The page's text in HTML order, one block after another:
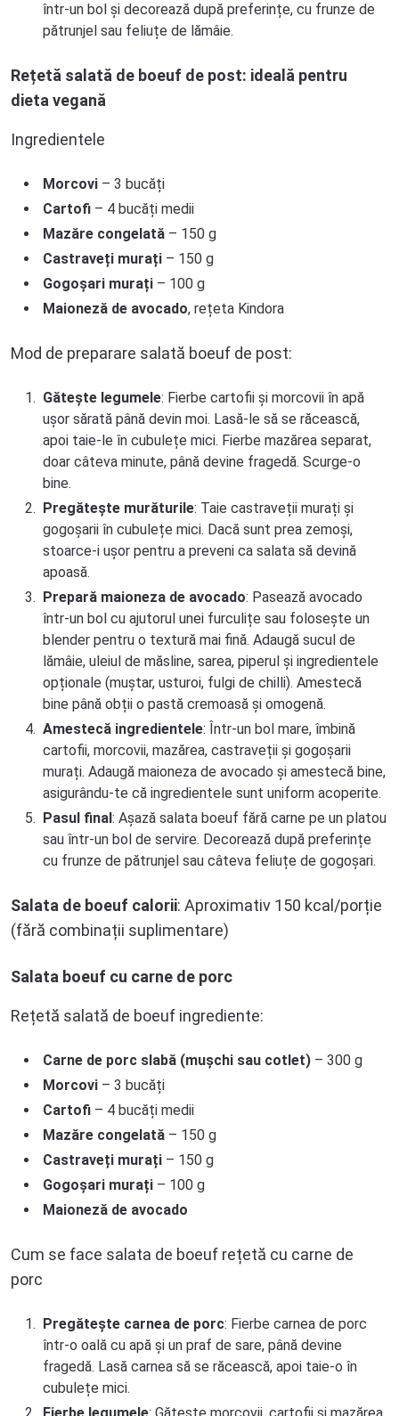
într-un bol și decorează după preferințe, cu frunze de
pătrunjel sau feliuțe de lămâie.
Rețetă salată de boeuf de post: ideală pentru
dieta vegană
Ingredientele
Morcovi – 3 bucăți
Cartofi – 4 bucăți medii
Mazăre congelată – 150 g
Castraveți murați – 150 g
Gogoșari murați – 100 g
Maioneză de avocado, rețeta Kindora
Mod de preparare salată boeuf de post:
Gătește legumele: Fierbe cartofii și morcovii în apă
ușor sărată până devin moi. Lasă-le să se răcească,
apoi taie-le în cubulețe mici. Fierbe mazărea separat,
doar câteva minute, până devine fragedă. Scurge-o
bine.
Pregătește murăturile: Taie castraveții murați și
gogoșarii în cubulețe mici. Dacă sunt prea zemoși,
stoarce-i ușor pentru a preveni ca salata să devină
apoasă.
Prepară maioneza de avocado: Pasează avocado
într-un bol cu ajutorul unei furculițe sau folosește un
blender pentru o textură mai fină. Adaugă sucul de
lămâie, uleiul de măsline, sarea, piperul și ingredientele
opționale (muștar, usturoi, fulgi de chilli). Amestecă
bine până obții o pastă cremoasă și omogenă.
Amestecă ingredientele: Într-un bol mare, îmbină
cartofii, morcovii, mazărea, castraveții și gogoșarii
murați. Adaugă maioneza de avocado și amestecă bine,
asigurându-te că ingredientele sunt uniform acoperite.
Pasul final : Așază salata boeuf fără carne pe un platou
sau într-un bol de servire. Decorează după preferințe
cu frunze de pătrunjel sau câteva feliuțe de gogoșari.
Salata de boeuf calorii: Aproximativ 150 kcal/porție
(fără combinații suplimentare)
Salata boeuf cu carne de porc
Rețetă salată de boeuf ingrediente:
Carne de porc slabă (mușchi sau cotlet) – 300 g
Morcovi – 3 bucăți
Cartofi – 4 bucăți medii
Mazăre congelată – 150 g
Castraveți murați – 150 g
Gogoșari murați – 100 g
Maioneză de avocado
Cum se face salata de boeuf rețetă cu carne de
porc
Pregătește carnea de porc: Fierbe carnea de porc
într-o oală cu apă și un praf de sare, până devine
fragedă. Lasă carnea să se răcească, apoi taie-o în
cubulețe mici.